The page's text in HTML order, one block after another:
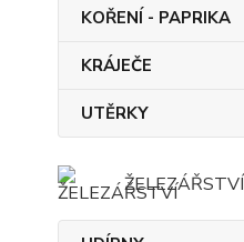
KOŘENÍ - PAPRIKA
KRÁJEČE
UTĚRKY
ŽELEZÁŘSTVÍ